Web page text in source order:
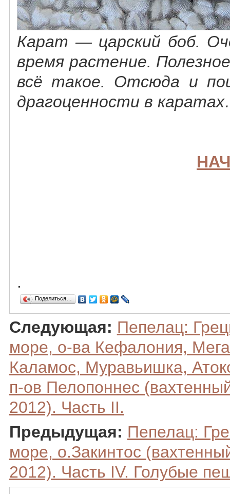
Карат — царский боб.
время растение.
всё такое. Отсюда и
драгоценности в
.
Поделиться…
Следующая: Пепелац:
море, о-ва Кефалония,
Каламос, Муравьишка,
п-ов Пелопоннес
2012). Часть II.
Предыдущая: Пепелац:
море, о.Закинтос
2012). Часть IV. Голубые